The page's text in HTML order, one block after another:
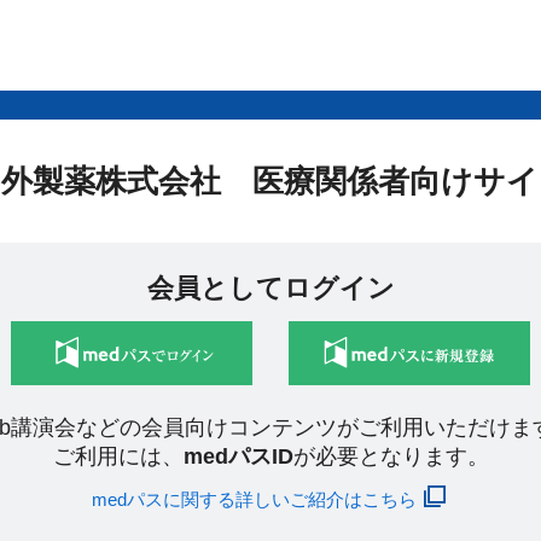
製薬株式会社 医療関係者向けサ
会員としてログイン
講演会などの会員向けコンテンツがご利用いただけま
ご利用には、 medパスIDが必要となります。
medパスに関する詳しいご紹介はこちら